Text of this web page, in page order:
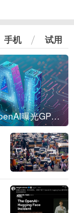
手机 试用
刚刚，OpenAI曝光GPT-6！传10万亿参数，8月强行发布